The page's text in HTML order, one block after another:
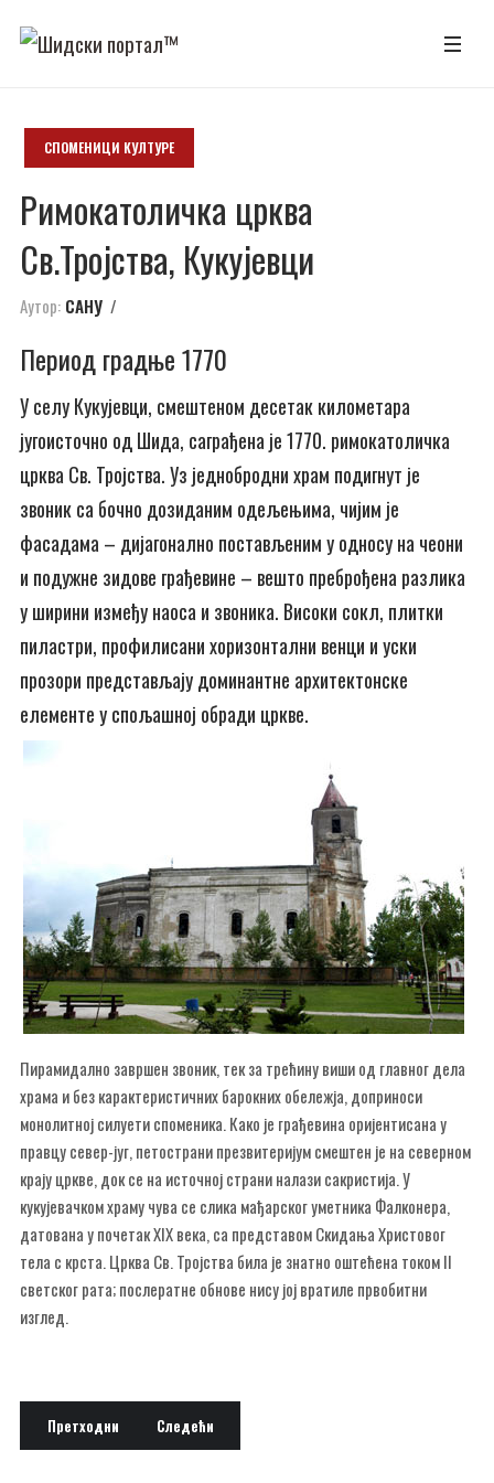
СПОМЕНИЦИ КУЛТУРЕ
Римокатоличка црква
Св.Тројства, Кукујевци
Аутор: САНУ
Период градње 1770
У селу Кукујевци, смештеном десетак километара
југоисточно од Шида, саграђена је 1770. римокатоличка
црква Св. Тројства. Уз једнобродни храм подигнут је
звоник са бочно дозиданим одељењима, чијим је
фасадама – дијагонално постављеним у односу на чеони
и подужне зидове грађевине – вешто преброђена разлика
у ширини између наоса и звоника. Високи сокл, плитки
пиластри, профилисани хоризонтални венци и уски
прозори представљају доминантне архитектонске
елементе у спољашној обради цркве.
Пирамидално завршен звоник, тек за трећину виши од главног дела
храма и без карактеристичних барокних обележја, доприноси
монолитној силуети споменика. Како је грађевина оријентисана у
правцу север-југ, петострани презвитеријум смештен је на северном
крају цркве, док се на источној страни налази сакристија. У
кукујевачком храму чува се слика мађарског уметника Фалконера,
датована у почетак XIX века, са представом Скидања Христовог
тела с крста. Црква Св. Тројства била је знатно оштећена током II
светског рата; послератне обнове нису јој вратиле првобитни
изглед.
Претходни чланак: Српска Православна црква св. Петра и Павла
Претходни Следећи чланак: Кућа у Улици Светог Саве 7, Шид
Следећи